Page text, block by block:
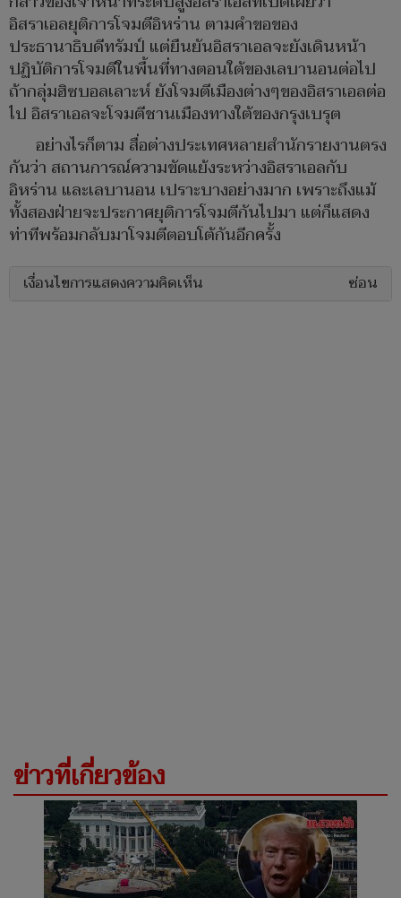
อิสราเอลยุติการโจมตีอิหร่าน ตามคำขอของ
ประธานาธิบดีทรัมป์ แต่ยืนยันอิสราเอลจะยังเดินหน้า
ปฏิบัติการโจมตีในพื้นที่ทางตอนใต้ของเลบานอนต่อไป
ถ้ากลุ่มฮิซบอลเลาะห์ ยังโจมตีเมืองต่างๆของอิสราเอลต่อ
ไป อิสราเอลจะโจมตีชานเมืองทางใต้ของกรุงเบรุต
อย่างไรก็ตาม สื่อต่างประเทศหลายสำนักรายงานตรง
กันว่า สถานการณ์ความขัดแย้งระหว่างอิสราเอลกับ
อิหร่าน และเลบานอน เปราะบางอย่างมาก เพราะถึงแม้
ทั้งสองฝ่ายจะประกาศยุติการโจมตีกันไปมา แต่ก็แสดง
ท่าทีพร้อมกลับมาโจมตีตอบโต้กันอีกครั้ง
เงื่อนไขการแสดงความคิดเห็น ซ่อน
ข่าวที่เกี่ยวข้อง